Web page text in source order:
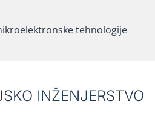
tehnologije
INŽENJERSTVO